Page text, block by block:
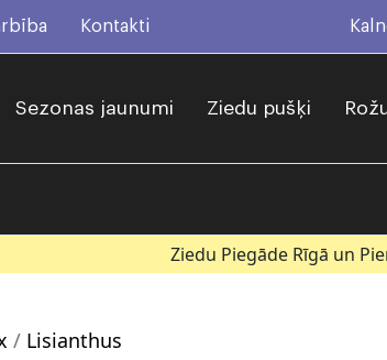
Kontakti
Sezonas jaunumi Ziedu pušķi
Ziedu Piegāde Rīgā un
Lisianthus